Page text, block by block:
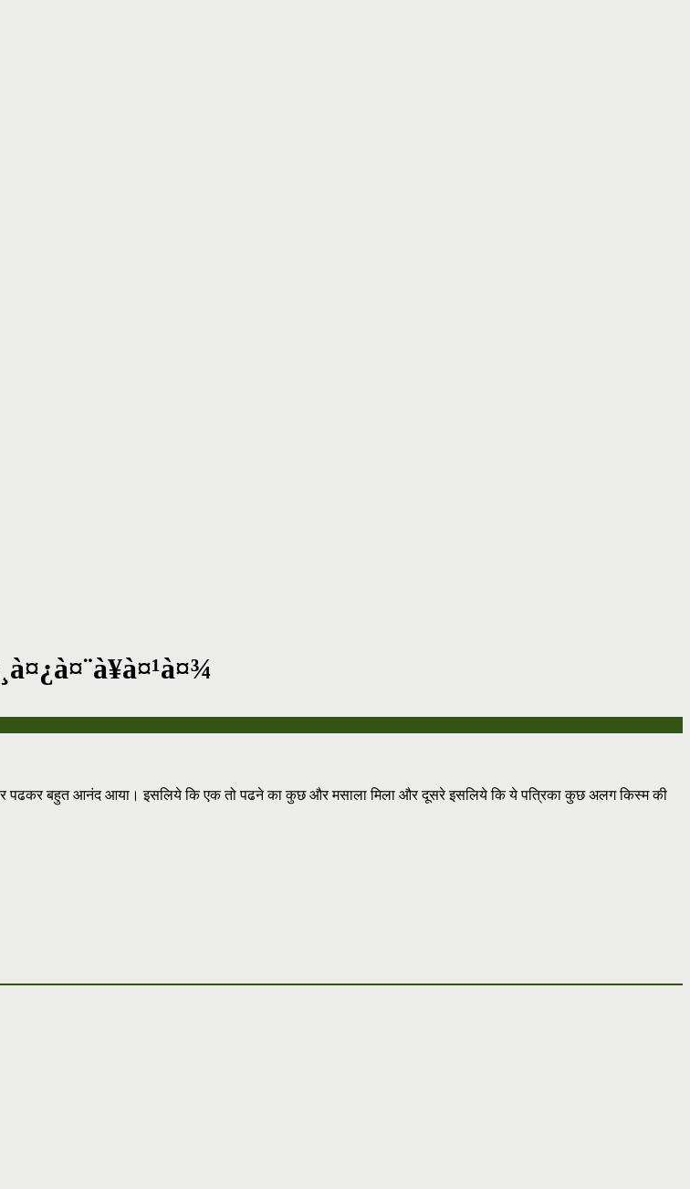
पढकर बहुत आनंद आया। इसलिये कि एक तो पढने का कुछ और मसाला मिला और दूसरे इसलिये कि ये पत्रिका कुछ अलग किस्म की